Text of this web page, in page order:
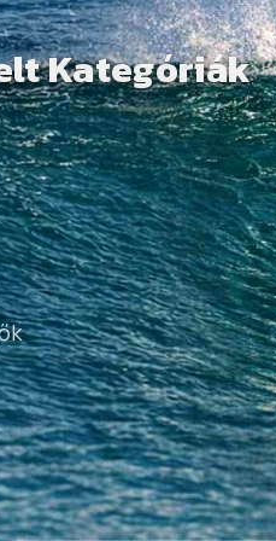
Kategóriák